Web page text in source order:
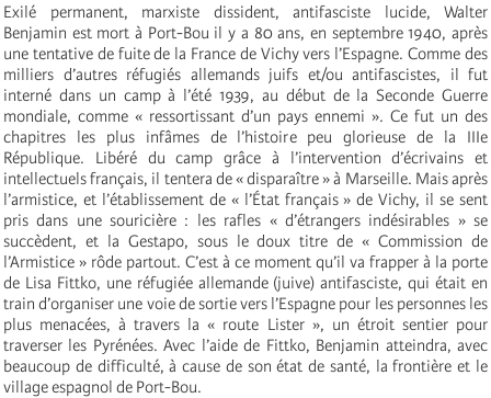
Exilé permanent, marxiste dissident, antifasciste lucide, Walter
Benjamin est mort à Port-Bou il y a 80 ans, en septembre 1940, après
une tentative de fuite de la France de Vichy vers l’Espagne. Comme des
milliers d’autres réfugiés allemands juifs et/ou antifascistes, il fut
interné dans un camp à l’été 1939, au début de la Seconde Guerre
mondiale, comme « ressortissant d’un pays ennemi ». Ce fut un des
chapitres les plus infâmes de l’histoire peu glorieuse de la IIIe
République. Libéré du camp grâce à l’intervention d’écrivains et
intellectuels français, il tentera de « disparaître » à Marseille. Mais après
l’armistice, et l’établissement de « l’État français » de Vichy, il se sent
pris dans une souricière : les rafles « d’étrangers indésirables » se
succèdent, et la Gestapo, sous le doux titre de « Commission de
l’Armistice » rôde partout. C’est à ce moment qu’il va frapper à la porte
de Lisa Fittko, une réfugiée allemande (juive) antifasciste, qui était en
train d’organiser une voie de sortie vers l’Espagne pour les personnes les
plus menacées, à travers la « route Lister », un étroit sentier pour
traverser les Pyrénées. Avec l’aide de Fittko, Benjamin atteindra, avec
beaucoup de difficulté, à cause de son état de santé, la frontière et le
village espagnol de Port-Bou.